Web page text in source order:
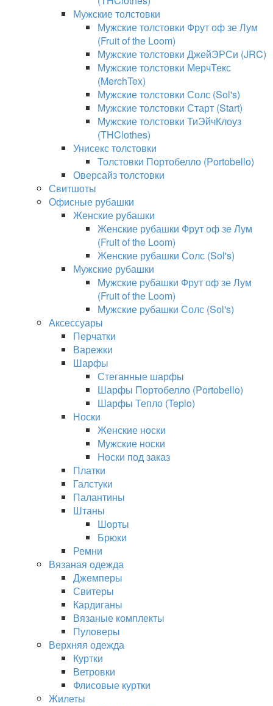
Мужские толстовки
Мужские толстовки Фрут оф зе Лум
(Fruit of the Loom)
Мужские толстовки ДжейЭРСи (JRC)
Мужские толстовки МерчТекс
(MerchTex)
Мужские толстовки Солс (Sol's)
Мужские толстовки Старт (Start)
Мужские толстовки ТиЭйчКлоуз
(THClothes)
Унисекс толстовки
Толстовки Портобелло (Portobello)
Оверсайз толстовки
Свитшоты
Офисные рубашки
Женские рубашки
Женские рубашки Фрут оф зе Лум
(Fruit of the Loom)
Женские рубашки Солс (Sol's)
Мужские рубашки
Мужские рубашки Фрут оф зе Лум
(Fruit of the Loom)
Мужские рубашки Солс (Sol's)
Аксессуары
Перчатки
Варежки
Шарфы
Стеганные шарфы
Шарфы Портобелло (Portobello)
Шарфы Тепло (Teplo)
Носки
Женские носки
Мужские носки
Носки под заказ
Платки
Галстуки
Палантины
Штаны
Шорты
Брюки
Ремни
Вязаная одежда
Джемперы
Свитеры
Кардиганы
Вязаные комплекты
Пуловеры
Верхняя одежда
Куртки
Ветровки
Флисовые куртки
Жилеты